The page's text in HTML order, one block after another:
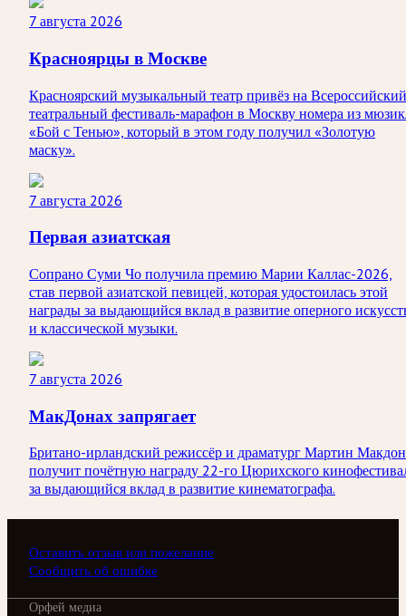
7 августа 2026
Красноярцы в Москве
Красноярский музыкальный театр привёз на Всероссийский
театральный фестиваль-марафон в Москву номера из
«Бой с Тенью», который в этом году получил «Золотую
маску».
7 августа 2026
Первая азиатская
Сопрано Суми Чо получила премию Марии Каллас-2026,
став первой азиатской певицей, которая удостоилась этой
награды за выдающийся вклад в развитие оперного
и классической музыки.
7 августа 2026
МакДонах запрягает
Британо-ирландский режиссёр и драматург Мартин
получит почётную награду 22-го Цюрихского
за выдающийся вклад в развитие кинематографа.
Оставить отзыв или пожелание
Сообщить об ошибке
Орфей медиа